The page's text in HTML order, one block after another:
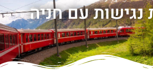
נגישות עם חניה